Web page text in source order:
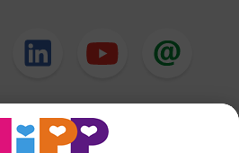
HiPP Hrană pentru sugari